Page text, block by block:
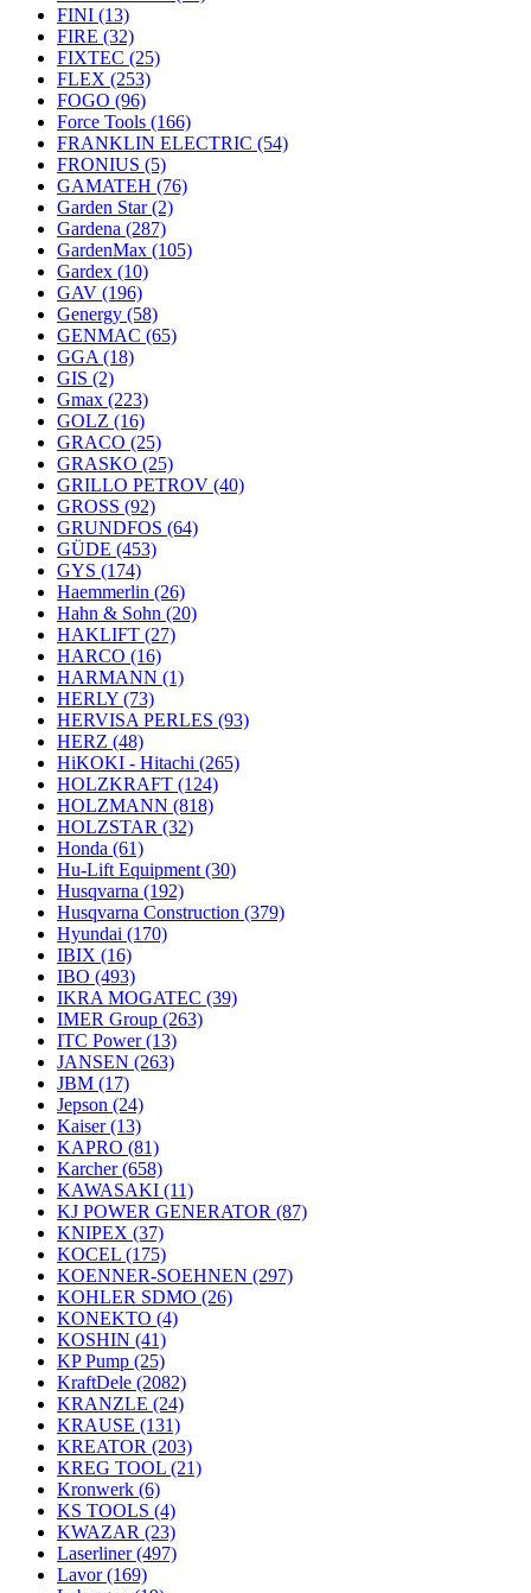
FINI (13)
FIRE (32)
FIXTEC (25)
FLEX (253)
FOGO (96)
Force Tools (166)
FRANKLIN ELECTRIC (54)
FRONIUS (5)
GAMATEH (76)
Garden Star(2)
Gardena (287)
GardenMax (105)
Gardex (10)
GAV (196)
Genergy (58)
GENMAC (65)
GGA (18)
GIS (2)
Gmax (223)
GOLZ (16)
GRACO (25)
GRASKO (25)
GRILLO PETROV (40)
GROSS (92)
GRUNDFOS (64)
GÜDE (453)
GYS (174)
Haemmerlin (26)
Hahn & Sohn (20)
HAKLIFT (27)
HARCO (16)
HARMANN (1)
HERLY (73)
HERVISA PERLES (93)
HERZ (48)
HiKOKI - Hitachi (265)
HOLZKRAFT (124)
HOLZMANN (818)
HOLZSTAR (32)
Honda (61)
Hu-Lift Equipment (30)
Husqvarna (192)
Husqvarna Construction (379)
Hyundai (170)
IBIX (16)
IBO (493)
IKRA MOGATEC (39)
IMER Group (263)
ITC Power(13)
JANSEN (263)
JBM (17)
Jepson (24)
Kaiser(13)
KAPRO (81)
Karcher(658)
KAWASAKI (11)
KJ POWER GENERATOR (87)
KNIPEX (37)
KOCEL (175)
KOENNER-SOEHNEN (297)
KOHLER SDMO (26)
KONEKTO (4)
KOSHIN (41)
KP Pump (25)
KraftDele (2082)
KRANZLE (24)
KRAUSE (131)
KREATOR (203)
KREG TOOL (21)
Kronwerk (6)
KS TOOLS (4)
KWAZAR (23)
Laserliner(497)
Lavor(169)